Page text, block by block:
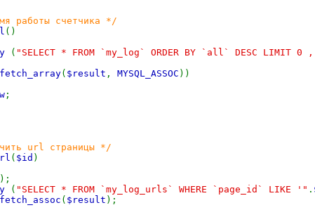
работы счетчика */
()
( "SELECT * FROM `my_log` ORDER BY `all` DESC LIMIT 0
( $result , MYSQL_ASSOC ))
;
url страницы */
( $id )
);
( "SELECT * FROM `my_log_urls` WHERE `page_id` LIKE '" .
( $result );